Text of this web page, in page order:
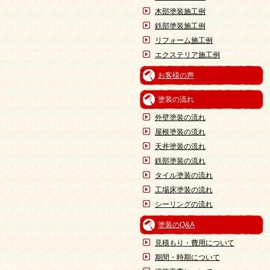
木部塗装施工例
鉄部塗装施工例
リフォーム施工例
エクステリア施工例
お客様の声
塗装の流れ
外壁塗装の流れ
屋根塗装の流れ
天井塗装の流れ
鉄部塗装の流れ
タイル塗装の流れ
工場床塗装の流れ
シーリングの流れ
塗装のQ&A
見積もり・費用について
期間・時期について